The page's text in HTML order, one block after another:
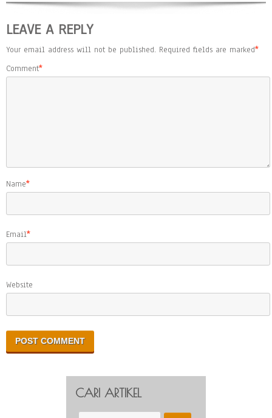
LEAVE A REPLY
Your email address will not be published. Required fields are marked*
Comment*
Name*
Email*
Website
CARI ARTIKEL